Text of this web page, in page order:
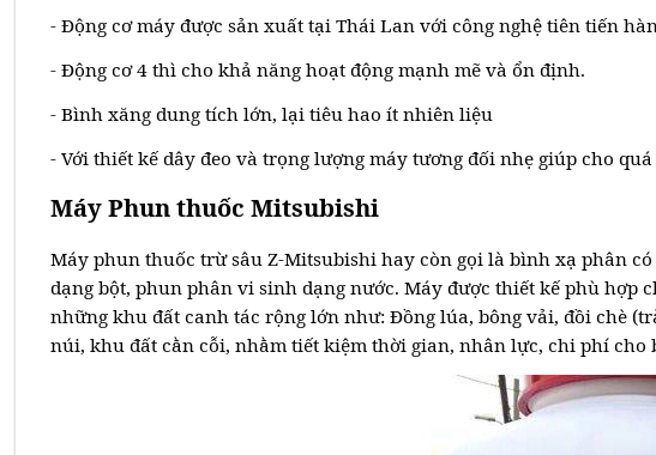
- Động cơ máy được sản xuất tại Thái Lan với công nghệ tiên tiến
- Động cơ 4 thì cho khả năng hoạt động mạnh mẽ và ổn định.
- Bình xăng dung tích lớn, lại tiêu hao ít nhiên liệu
- Với thiết kế dây đeo và trọng lượng máy tương đối nhẹ giúp cho
Máy Phun thuốc Mitsubishi
Máy phun thuốc trừ sâu Z-Mitsubishi hay còn gọi là bình xạ phân
dạng bột, phun phân vi sinh dạng nước. Máy được thiết kế phù hợp
những khu đất canh tác rộng lớn như: Đồng lúa, bông vải, đồi chè
núi, khu đất cằn cỗi, nhằm tiết kiệm thời gian, nhân lực, chi phí cho